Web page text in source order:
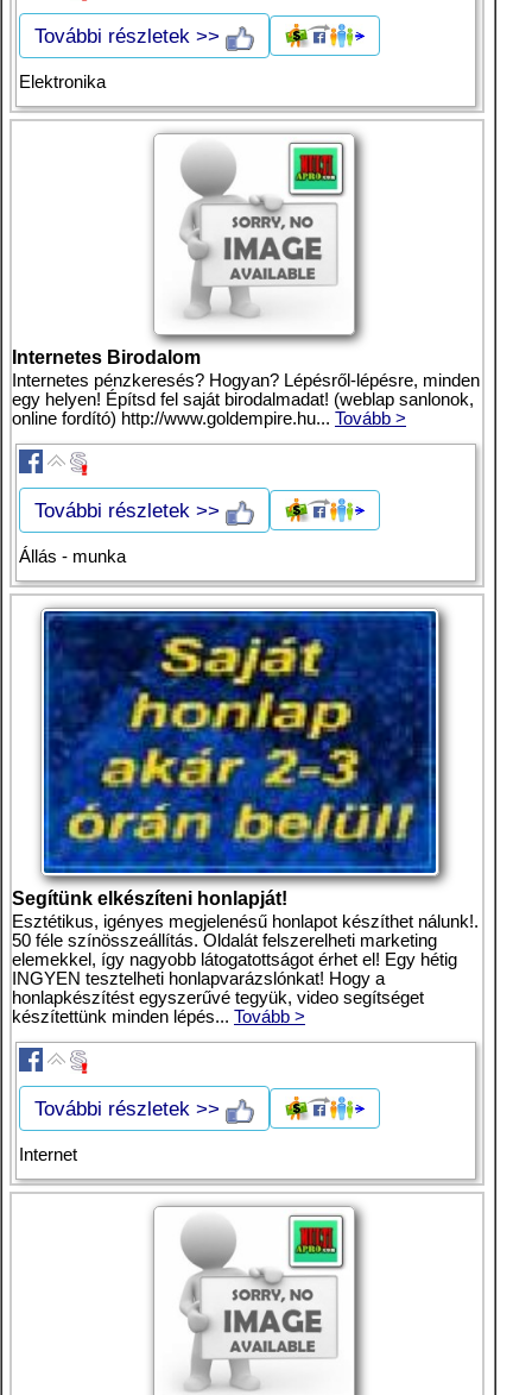
További részletek >>
Elektronika
Internetes Birodalom
Internetes pénzkeresés? Hogyan? Lépésről-lépésre, minden
egy helyen! Építsd fel saját birodalmadat! (weblap sanlonok,
online fordító) http://www.goldempire.hu... Tovább >
További részletek >>
Állás - munka
Segítünk elkészíteni honlapját!
Esztétikus, igényes megjelenésű honlapot készíthet nálunk!.
50 féle színösszeállítás. Oldalát felszerelheti marketing
elemekkel, így nagyobb látogatottságot érhet el! Egy hétig
INGYEN tesztelheti honlapvarázslónkat! Hogy a
honlapkészítést egyszerűvé tegyük, video segítséget
készítettünk minden lépés... Tovább >
További részletek >>
Internet